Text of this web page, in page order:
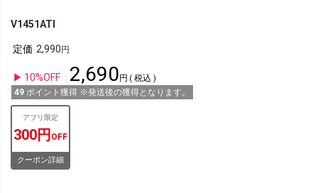
V1451ATI
定価 2,990
10%OFF 2,690
税込
49 ポイント獲得 ※発送後の獲得となります。
アプリ限定
300円 OFF
クーポン詳細